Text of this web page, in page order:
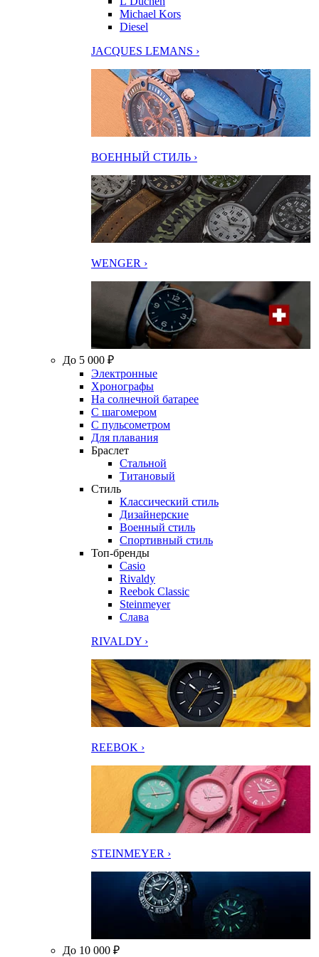
Michael Kors
Diesel
JACQUES LEMANS ›
ВОЕННЫЙ СТИЛЬ ›
WENGER ›
До 5 000 ₽
Электронные
Хронографы
На солнечной батарее
С шагомером
С пульсометром
Для плавания
Браслет
Стальной
Титановый
Стиль
Классический стиль
Дизайнерские
Военный стиль
Спортивный стиль
Топ-бренды
Casio
Rivaldy
Reebok Classic
Steinmeyer
Слава
RIVALDY ›
REEBOK ›
STEINMEYER ›
До 10 000 ₽